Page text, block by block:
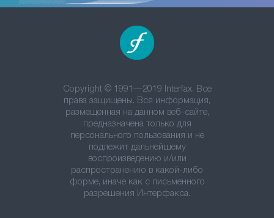
Copyright © 1991—2019 Interfax. Все
права защищены. Вся информация,
размещенная на данном веб-сайте,
предназначена только для
персонального пользования и не
подлежит дальнейшему
воспроизведению и/или
распространению в какой-либо
форме, иначе как с письменного
разрешения Интерфакса.